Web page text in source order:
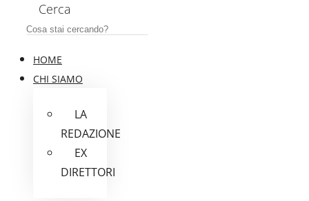
Cerca
HOME
CHI SIAMO
LA
REDAZIONE
EX
DIRETTORI